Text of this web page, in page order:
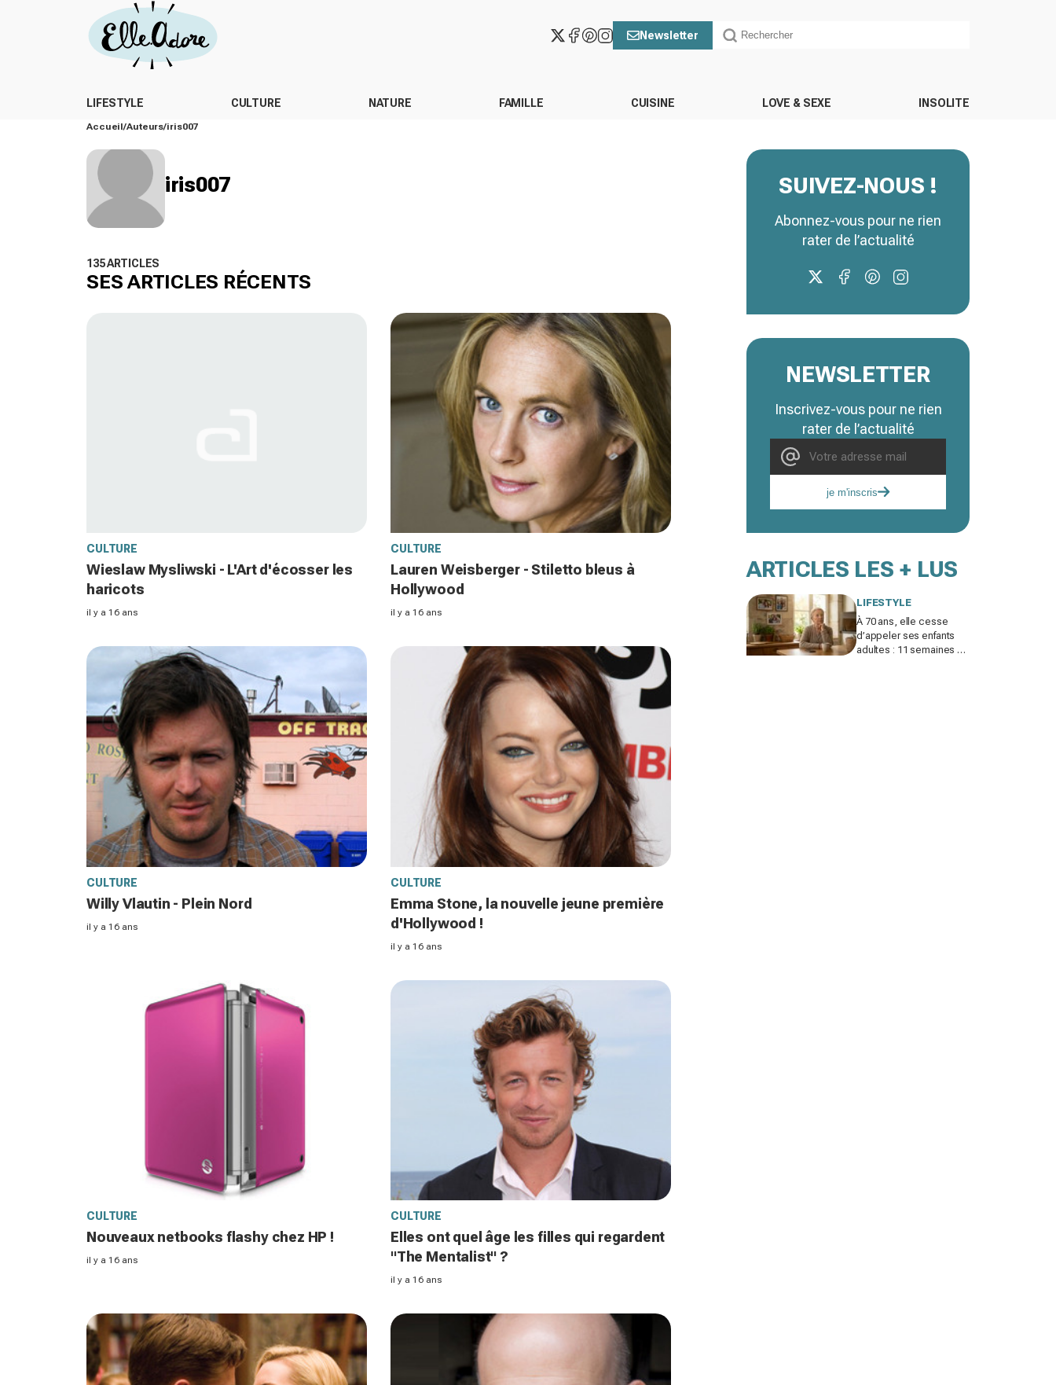
Newsletter
LIFESTYLE CULTURE NATURE FAMILLE CUISINE LOVE & SEXE INSOLITE
Accueil Auteurs iris007
iris007
135 ARTICLES
SES ARTICLES RÉCENTS
CULTURE
Wieslaw Mysliwski - L'Art d'écosser les
haricots
il y a 16 ans
CULTURE
Lauren Weisberger - Stiletto bleus à
Hollywood
il y a 16 ans
CULTURE
Willy Vlautin - Plein Nord
il y a 16 ans
CULTURE
Emma Stone, la nouvelle jeune première
d'Hollywood !
il y a 16 ans
CULTURE
Nouveaux netbooks flashy chez HP !
il y a 16 ans
CULTURE
Elles ont quel âge les filles qui regardent
"The Mentalist" ?
il y a 16 ans
SUIVEZ-NOUS !
Abonnez-vous pour ne rien
rater de l’actualité
NEWSLETTER
Inscrivez-vous pour ne rien
rater de l’actualité
je m'inscris
ARTICLES LES + LUS
LIFESTYLE
À 70 ans, elle cesse
d’appeler ses enfants
adultes : 11 semaines de